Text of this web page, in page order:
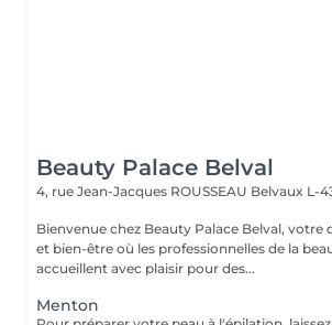
Beauty Palace Belval
4, rue Jean-Jacques ROUSSEAU Belvaux L-
Bienvenue chez Beauty Palace Belval, votre
et bien-être où les professionnelles de la
accueillent avec plaisir pour des...
Menton